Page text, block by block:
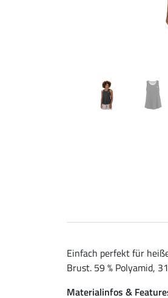
Einfach perfekt für
Brust. 59 % Polyamid,
Materialinfos &